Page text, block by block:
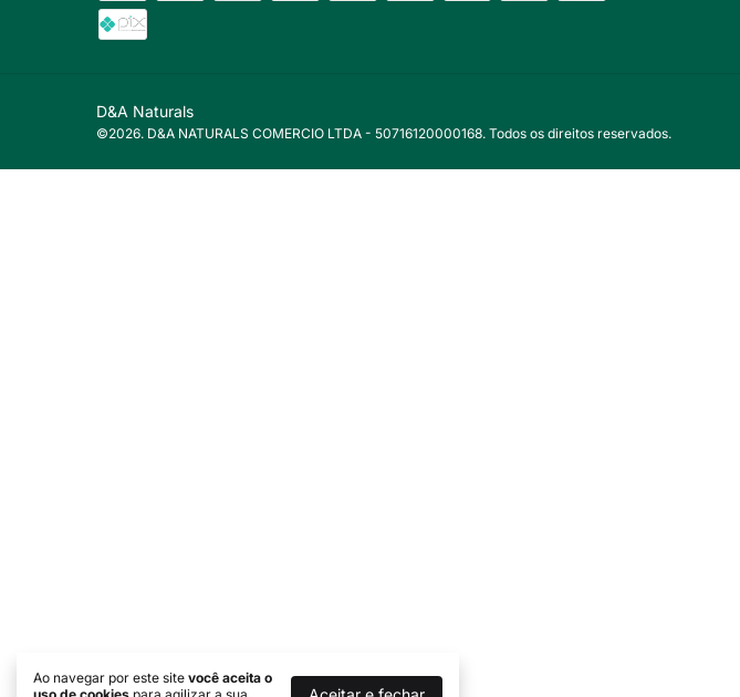
Ao navegar por este site você aceita o
D&A Naturals
©2026. D&A NATURALS COMERCIO LTDA - 50716120000168. Todos os direitos reservados.